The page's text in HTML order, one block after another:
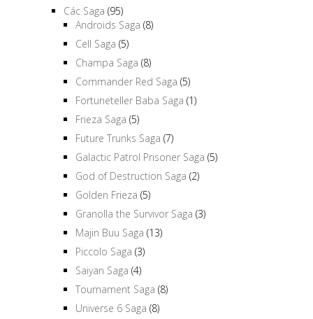
Các Saga (95)
Androids Saga (8)
Cell Saga (5)
Champa Saga (8)
Commander Red Saga (5)
Fortuneteller Baba Saga (1)
Frieza Saga (5)
Future Trunks Saga (7)
Galactic Patrol Prisoner Saga (5)
God of Destruction Saga (2)
Golden Frieza (5)
Granolla the Survivor Saga (3)
Majin Buu Saga (13)
Piccolo Saga (3)
Saiyan Saga (4)
Tournament Saga (8)
Universe 6 Saga (8)